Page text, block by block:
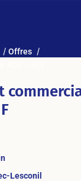
Offres
Lesconil